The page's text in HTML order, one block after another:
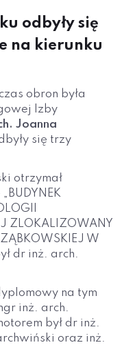
odbyły się
na kierunku
obron była
Izby
Joanna
się trzy
otrzymał
ZLOKALIZOWANY
W
dr inż. arch.
na tym
inż. arch.
był dr inż.
oraz inż.